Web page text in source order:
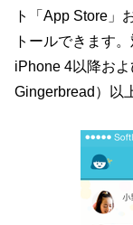
ト「App Store」
トールできます
iPhone 4以降お
Gingerbread）以